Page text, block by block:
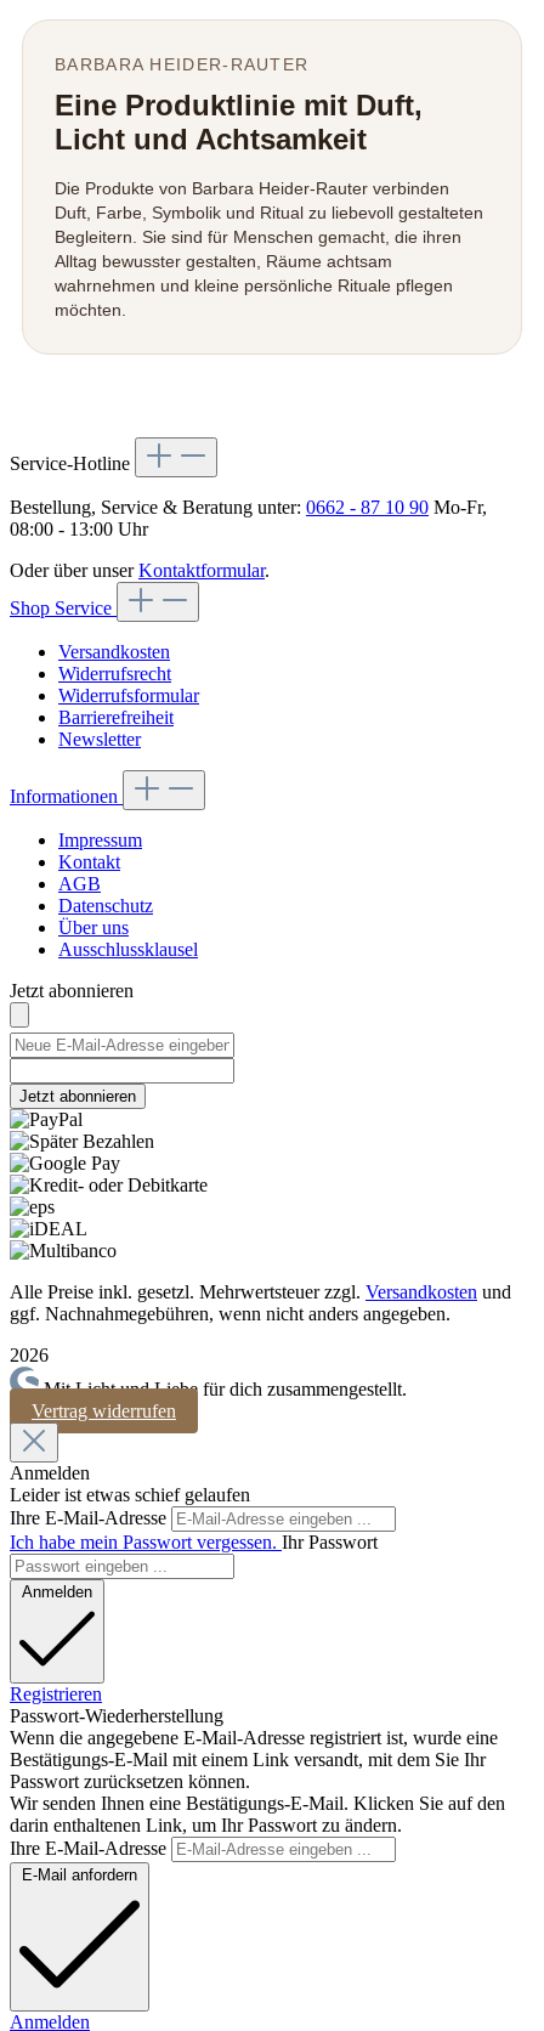
BARBARA HEIDER-RAUTER
Eine Produktlinie mit Duft,
Licht und Achtsamkeit
Die Produkte von Barbara Heider-Rauter verbinden
Duft, Farbe, Symbolik und Ritual zu liebevoll gestalteten
Begleitern. Sie sind für Menschen gemacht, die ihren
Alltag bewusster gestalten, Räume achtsam
wahrnehmen und kleine persönliche Rituale pflegen
möchten.
Service-Hotline
Bestellung, Service & Beratung unter: 0662 - 87 10 90 Mo-Fr,
08:00 - 13:00 Uhr
Oder über unserKontaktformular.
Shop Service
Versandkosten
Widerrufsrecht
Widerrufsformular
Barrierefreiheit
Newsletter
Informationen
Impressum
Kontakt
AGB
Datenschutz
Über uns
Ausschlussklausel
Jetzt abonnieren
Jetzt abonnieren
Alle Preise inkl. gesetzl. Mehrwertsteuer zzgl. Versandkosten und
ggf. Nachnahmegebühren, wenn nicht anders angegeben.
2026
Mit Licht und Liebe für dich zusammengestellt.
Vertrag widerrufen
Anmelden
Leider ist etwas schief gelaufen
Ihre E-Mail-Adresse
Ich habe mein Passwort vergessen. Ihr Passwort
Anmelden
Registrieren
Passwort-Wiederherstellung
Wenn die angegebene E-Mail-Adresse registriert ist, wurde eine
Bestätigungs-E-Mail mit einem Link versandt, mit dem Sie Ihr
Passwort zurücksetzen können.
Wir senden Ihnen eine Bestätigungs-E-Mail. Klicken Sie auf den
darin enthaltenen Link, um Ihr Passwort zu ändern.
Ihre E-Mail-Adresse
E-Mail anfordern
Anmelden